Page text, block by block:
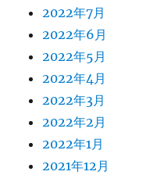
2022年7月
2022年6月
2022年5月
2022年4月
2022年3月
2022年2月
2022年1月
2021年12月